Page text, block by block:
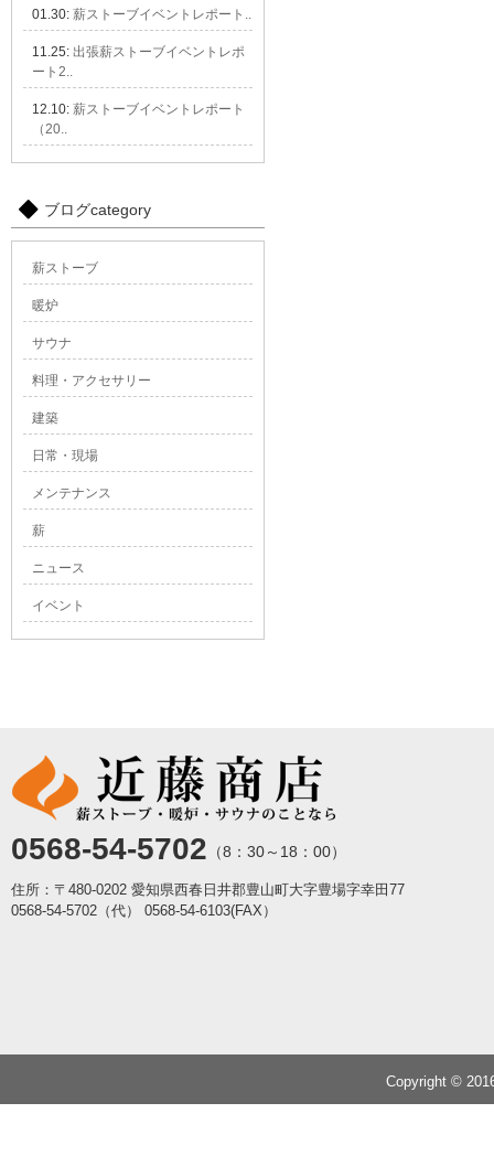
01.30: 薪ストーブイベントレポート..
11.25: 出張薪ストーブイベントレポ
ート2..
12.10: 薪ストーブイベントレポート
（20..
ブログcategory
薪ストーブ
暖炉
サウナ
料理・アクセサリー
建築
日常・現場
メンテナンス
薪
ニュース
イベント
0568-54-5702 （8：30～18：00）
住所：〒480-0202 愛知県西春日井郡豊山町大字豊場字幸田77
0568-54-5702（代）
0568-54-6103(FAX）
Copyright ©